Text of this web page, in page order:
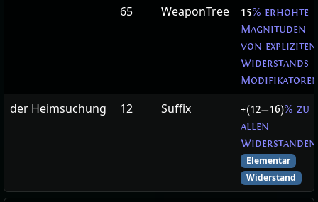
65 WeaponTree 15% erhöhte
Magnituden
von expliziten
Widerstands-
der Heimsuchung 12 Suffix +(12—16)% zu
allen
Widerständen
Elementar
Widerstand